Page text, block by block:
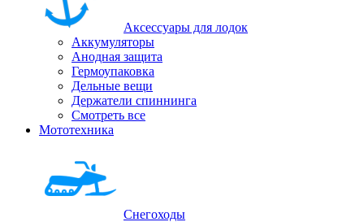
Аксессуары для лодок
Аккумуляторы
Анодная защита
Гермоупаковка
Дельные вещи
Держатели спиннинга
Смотреть все
Мототехника
Снегоходы